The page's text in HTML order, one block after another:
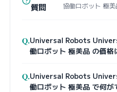
質問
協働ロボット 極美
Q.Universal Robots
働ロボット 極美品 の価格
Q.Universal Robots
働ロボット 極美品 で何が